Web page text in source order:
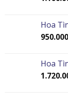
Hoa
950.000
Hoa